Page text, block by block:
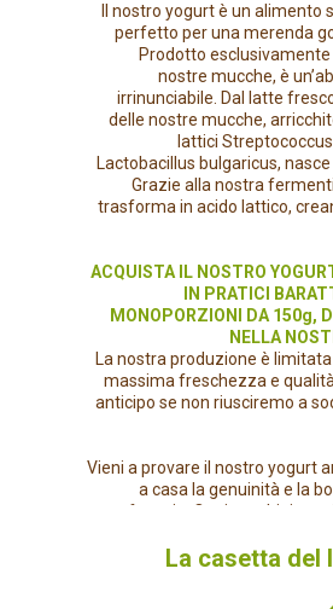
Il nostro yogurt è un alimento
perfetto per una merenda
Prodotto
nostre mucche, è
irrinunciabile. Dal latte
delle nostre mucche,
lattici
Lactobacillus bulgaricus,
Grazie alla nostra
trasforma in acido lattico,
ACQUISTA IL NOSTRO
IN PRATICI
MONOPORZIONI DA 150g,
NELLA
La nostra produzione è
massima freschezza e
anticipo se non riusciremo a
Vieni a provare il nostro yogurt
a casa la genuinità e la
fattoria. Ogni cucchiaio
La casetta del